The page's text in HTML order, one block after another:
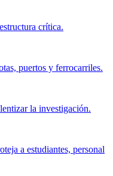
crítica.
puertos y ferrocarriles.
la investigación.
a estudiantes, personal